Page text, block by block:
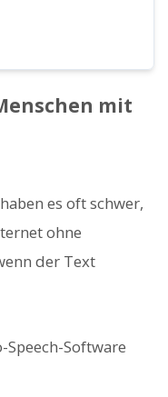
mit
es oft schwer,
ohne
der Text
Software